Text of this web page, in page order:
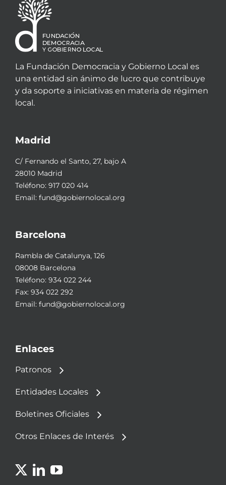
La Fundación Democracia y Gobierno Local es
una entidad sin ánimo de lucro que contribuye
y da soporte a iniciativas en materia de régimen
local.
Madrid
C/ Fernando el Santo, 27, bajo A
28010 Madrid
Teléfono: 917 020 414
Email: fund@gobiernolocal.org
Barcelona
Rambla de Catalunya, 126
08008 Barcelona
Teléfono: 934 022 244
Fax: 934 022 292
Email: fund@gobiernolocal.org
Enlaces
Patronos
Entidades Locales
Boletines Oficiales
Otros Enlaces de Interés